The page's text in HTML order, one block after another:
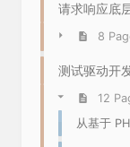
请求响应底
8
测试驱动开
12
从基于